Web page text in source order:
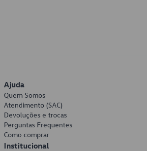
Ajuda
Quem Somos
Atendimento (SAC)
Devoluções e trocas
Perguntas Frequentes
Como comprar
Institucional